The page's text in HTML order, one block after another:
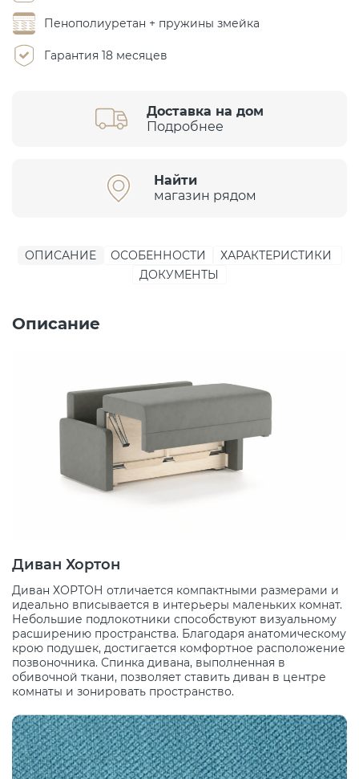
Пенополиуретан + пружины змейка
Гарантия 18 месяцев
Доставка на дом
Подробнее
Найти
магазин рядом
ОПИСАНИЕ ОСОБЕННОСТИ
ХАРАКТЕРИСТИКИ
ДОКУМЕНТЫ
Описание
Диван Хортон
Диван ХОРТОН отличается компактными размерами и
идеально вписывается в интерьеры маленьких комнат.
Небольшие подлокотники способствуют визуальному
расширению пространства. Благодаря анатомическому
крою подушек, достигается комфортное расположение
позвоночника. Спинка дивана, выполненная в
обивочной ткани, позволяет ставить диван в центре
комнаты и зонировать пространство.